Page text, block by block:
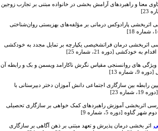
معنا و راهبردهای آرامش بخشی در خانواده مبتنی بر تجارب زوجین
پارادوکس درمانی بر مؤلفه‌های بهزیستی روان‌شناختی
اثربخشی درمان فراتشخیصی یکپارچه بر تمایل مجدد به خودکشی
خودکشی [دوره 21، شماره 25]
های روانسنجی مقیاس نگرش ناکارامد ویسمن و بک و رابطه آن
13]
رابطه بین سازگاری اجتماعی دانش آموزان دختر دبیرستانی با
23]
اثربخشی آموزش راهبردهای کمک خواهی بر سازگاری تحصیلی
[دوره 5، شماره 9]
اثر بخشی درمان پذیرش و تعهد مبتنی بر ذهن آگاهی بر سازگاری